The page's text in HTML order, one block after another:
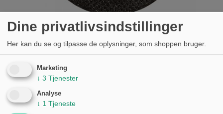
SKÆREPLADE 50X1X10
57,00 kr.
Dine privatlivsindstillinger
Her kan du se og tilpasse de oplysninger, som shoppen bruger.
Marketing
↓ 3 Tjenester
Analyse
↓ 1 Tjeneste